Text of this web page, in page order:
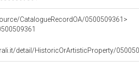
CatalogueRecordOA/0500509361>
detail/HistoricOrArtisticProperty/